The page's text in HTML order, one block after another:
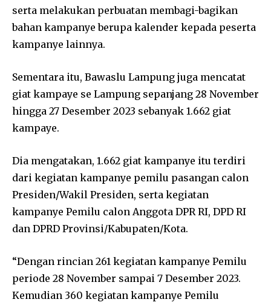
serta melakukan perbuatan membagi-bagikan
bahan kampanye berupa kalender kepada peserta
kampanye lainnya.
Sementara itu, Bawaslu Lampung juga mencatat
giat kampaye se Lampung sepanjang 28 November
hingga 27 Desember 2023 sebanyak 1.662 giat
kampaye.
Dia mengatakan, 1.662 giat kampanye itu terdiri
dari kegiatan kampanye pemilu pasangan calon
Presiden/Wakil Presiden, serta kegiatan
kampanye Pemilu calon Anggota DPR RI, DPD RI
dan DPRD Provinsi/Kabupaten/Kota.
“Dengan rincian 261 kegiatan kampanye Pemilu
periode 28 November sampai 7 Desember 2023.
Kemudian 360 kegiatan kampanye Pemilu